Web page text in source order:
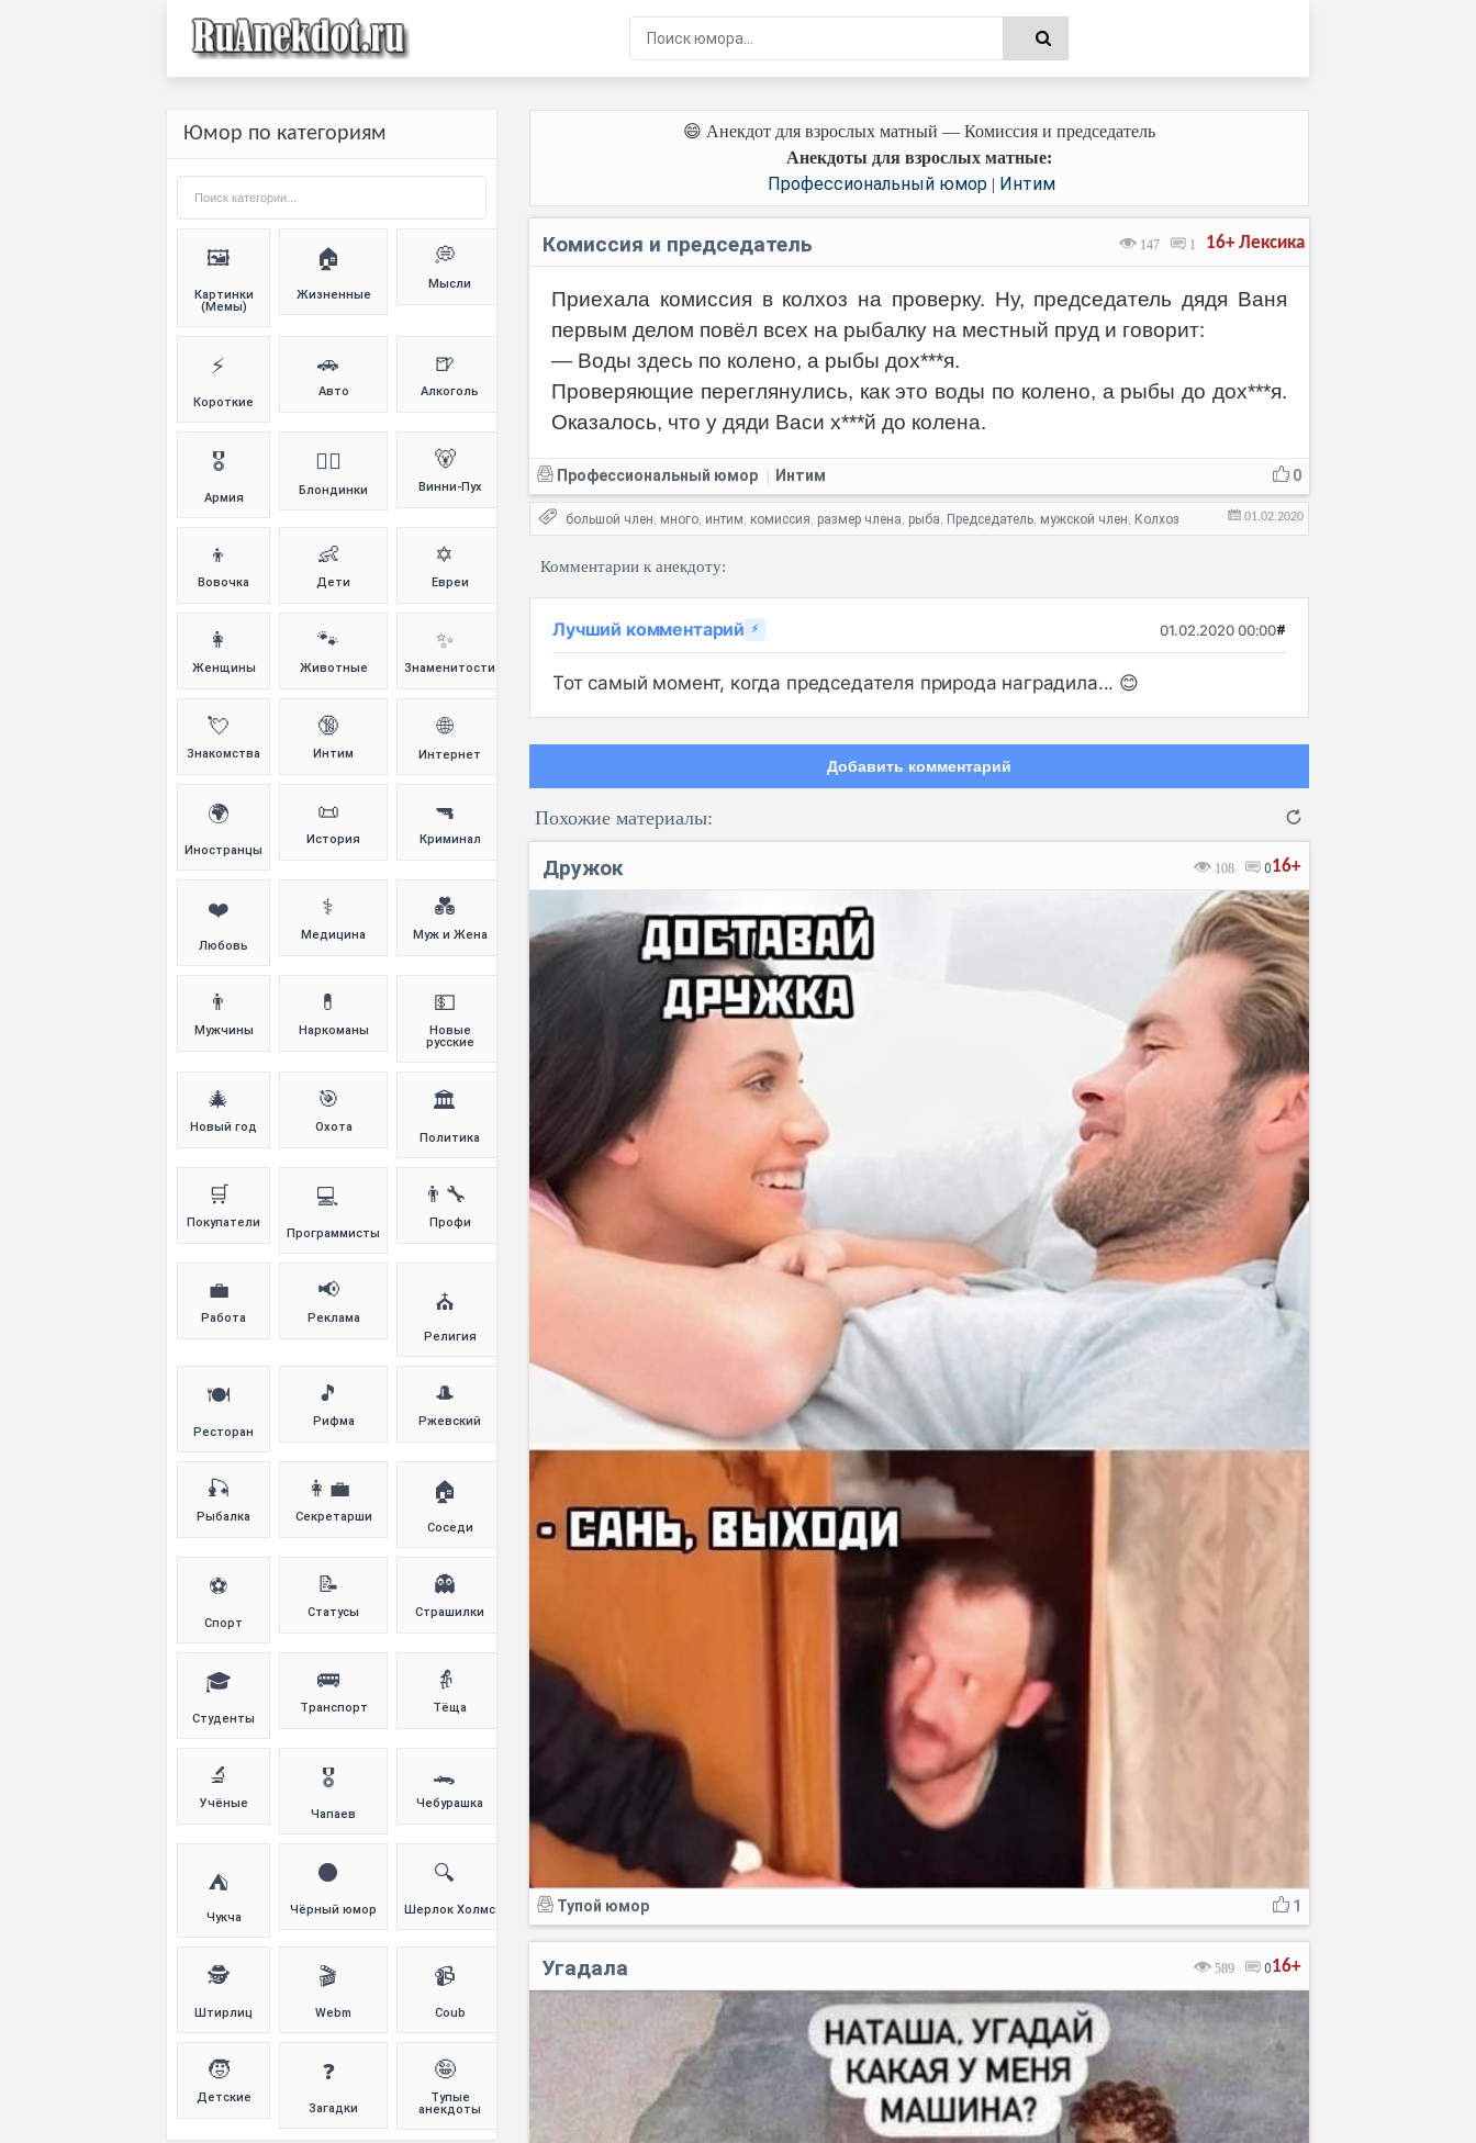
😄 Анекдот для взрослых матный — Комиссия и председатель
Анекдоты для взрослых матные:
Профессиональный юмор| Интим
Лексика
16+
147 1
Комиссия и председатель
Приехала комиссия в колхоз на проверку. Ну, председатель дядя Ваня
первым делом повёл всех на рыбалку на местный пруд и говорит:
— Воды здесь по колено, а рыбы дох***я.
Проверяющие переглянулись, как это воды по колено, а рыбы до дох***я.
Оказалось, что у дяди Васи х***й до колена.
0
Профессиональный юмор Интим
01.02.2020
большой член, много, интим, комиссия, размер члена, рыба, Председатель, мужской член, Колхоз
Комментарии к анекдоту:
Лучший комментарий ⚡ 01.02.2020 00:00#
Тот самый момент, когда председателя природа наградила... 😊
Добавить комментарий
Отмена Отправить
Похожие материалы:
16+
108 0
Дружок
1
Тупой юмор
16+
589 0
Угадала
Юмор по категориям
🖼️
Картинки
(Мемы)
🏠
Жизненные
💭
Мысли
⚡
Короткие
🚗
Авто
🍺
Алкоголь
🎖️
Армия
👱‍♀️
Блондинки
🐻
Винни-Пух
👦
Вовочка
👶
Дети
✡️
Евреи
👩
Женщины
🐾
Животные
✨
Знаменитости
💘
Знакомства
🔞
Интим
🌐
Интернет
🌍
Иностранцы
📜
История
🔫
Криминал
❤️
Любовь
⚕️
Медицина
💑
Муж и Жена
👨
Мужчины
💊
Наркоманы
💵
Новые
русские
🎄
Новый год
🎯
Охота
🏛️
Политика
🛒
Покупатели
💻
Программисты
👨‍🔧
Профи
💼
Работа
📢
Реклама
⛪
Религия
🍽️
Ресторан
🎵
Рифма
🎩
Ржевский
🎣
Рыбалка
👩‍💼
Секретарши
🏠
Соседи
⚽
Спорт
📝
Статусы
👻
Страшилки
🎓
Студенты
🚌
Транспорт
👵
Тёща
🔬
Учёные
🎖️
Чапаев
🐊
Чебурашка
⛺
Чукча
⚫
Чёрный юмор
🔍
Шерлок Холмс
🕵️
Штирлиц
🎬
Webm
📹
Coub
🧒
Детские
❓
Загадки
🤪
Тупые
анекдоты